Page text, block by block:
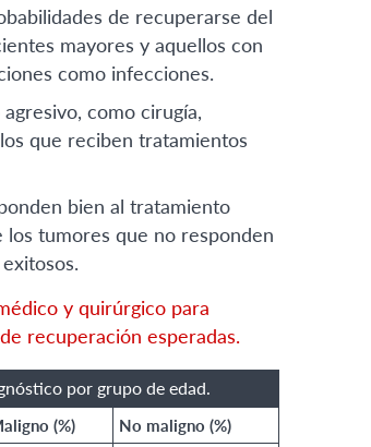
de recuperarse del
mayores y aquellos con
como infecciones.
como cirugía,
que reciben tratamientos
bien al tratamiento
tumores que no responden
y quirúrgico para
recuperación esperadas.
por grupo de edad.
(%)
No maligno (%)